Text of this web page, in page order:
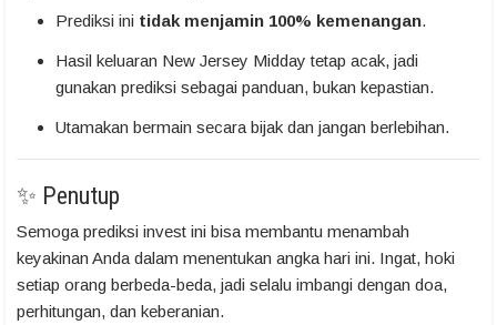
Prediksi ini tidak menjamin 100% kemenangan.
Hasil keluaran New Jersey Midday tetap acak, jadi
gunakan prediksi sebagai panduan, bukan kepastian.
Utamakan bermain secara bijak dan jangan berlebihan.
✨ Penutup
Semoga prediksi invest ini bisa membantu menambah
keyakinan Anda dalam menentukan angka hari ini. Ingat, hoki
setiap orang berbeda-beda, jadi selalu imbangi dengan doa,
perhitungan, dan keberanian.